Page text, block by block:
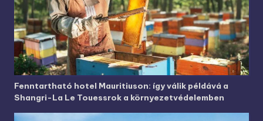
Fenntartható hotel Mauritiuson: így válik példává a
Shangri-La Le Touessrok a környezetvédelemben